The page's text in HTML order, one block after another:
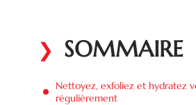
SOMMAIRE
Nettoyez, exfoliez et hydratez
régulièrement